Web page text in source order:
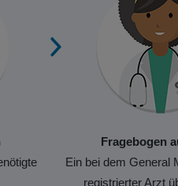
Fragebogen
Ein bei dem General
registrierter Arzt